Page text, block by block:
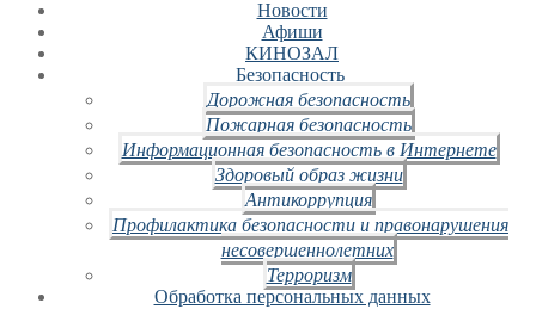
Новости
Афиши
КИНОЗАЛ
Безопасность
Дорожная безопасность
Пожарная безопасность
Информационная безопасность в Интернете
Здоровый образ жизни
Антикоррупция
Профилактика безопасности и правонарушения
несовершеннолетних
Терроризм
Обработка персональных данных